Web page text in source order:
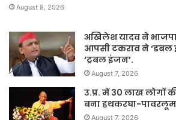
August 8, 2026
अखिलेश यादव ने
आपसी टकराव ने ‘डबल
‘ट्रबल इंजन’.
August 7, 2026
उ.प्र. में 30 लाख लोगों
बना हथकरघा-
August 7, 2026